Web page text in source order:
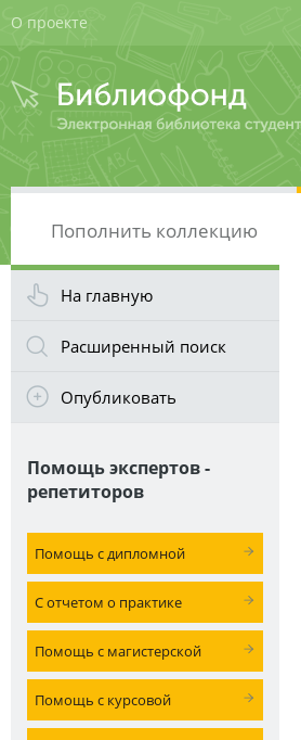
О проекте
Пополнить коллекцию
На главную
Расширенный поиск
Опубликовать
Помощь экспертов -
репетиторов
Помощь с дипломной
С отчетом о практике
Помощь с магистерской
Помощь с курсовой